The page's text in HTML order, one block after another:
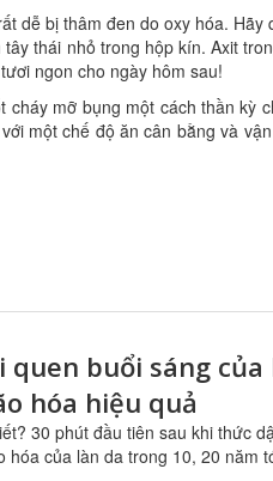
dễ bị thâm đen do oxy hóa.
thái nhỏ trong hộp kín. Axit
ngon cho ngày hôm sau!
mỡ bụng một cách thần kỳ
một chế độ ăn cân bằng và
quen buổi sáng
hóa hiệu quả
30 phút đầu tiên sau khi thức
hóa của làn da trong 10, 20 năm